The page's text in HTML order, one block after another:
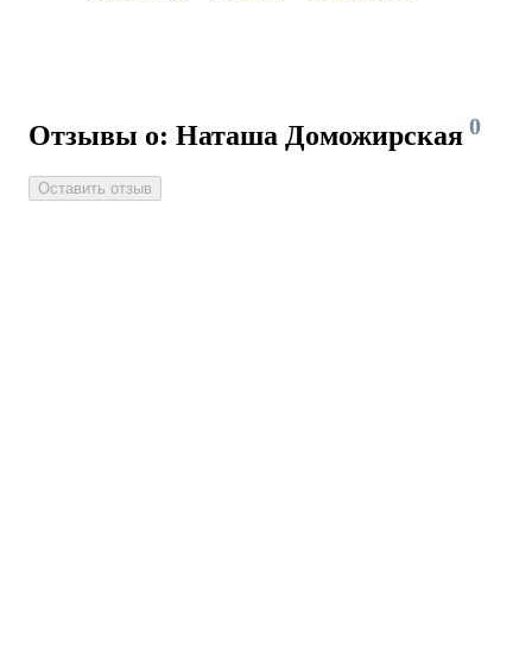
Отзывы о: Наташа Доможирская 0
Оставить отзыв